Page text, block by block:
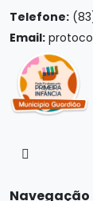
Telefone:
Email:
Navegação